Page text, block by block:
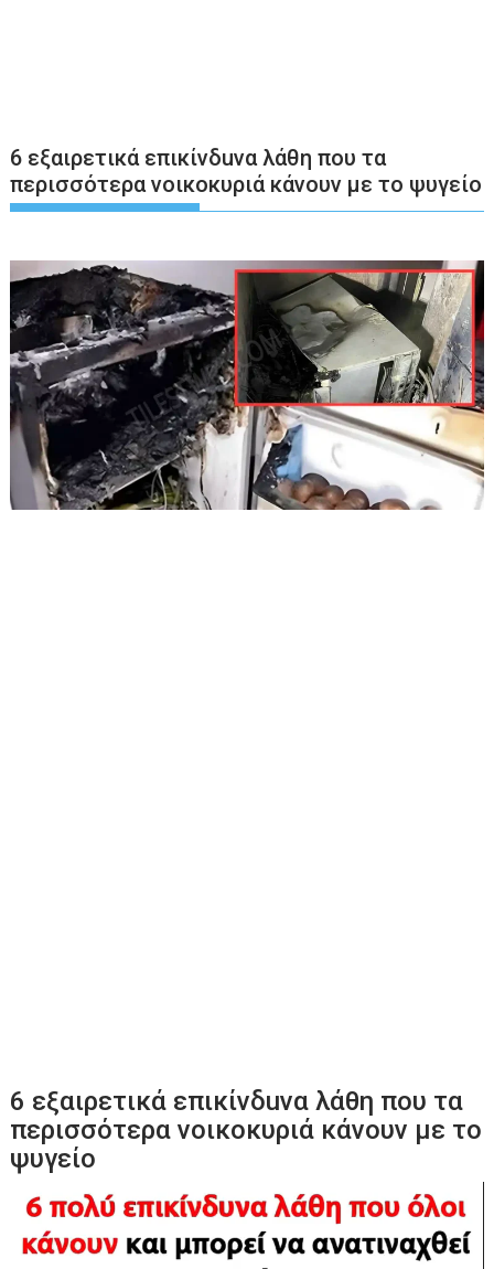
6 εξαιρετικά επικίνδuνα λάθη που τα
περισσότερα νοικοκυριά κάνουν με το ψυγείο
6 εξαιρετικά επικίνδuνα λάθη που τα
περισσότερα νοικοκυριά κάνουν με το
ψυγείο
Πρόγραμμα
Αναπαραγωγής
Βίντεο